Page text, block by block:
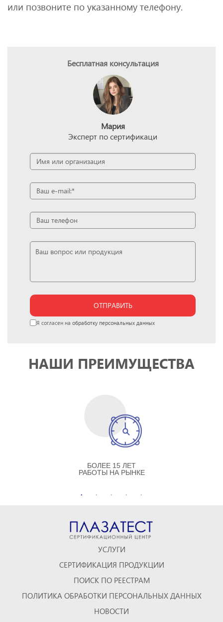
или позвоните по указанному телефону.
Бесплатная консультация
Мария
Эксперт по сертификаци
ОТПРАВИТЬ
Я согласен на обработку персональных данных
НАШИ ПРЕИМУЩЕСТВА
БОЛЕЕ 15 ЛЕТ
РАБОТЫ НА РЫНКЕ
УСЛУГИ
СЕРТИФИКАЦИЯ ПРОДУКЦИИ
ПОИСК ПО РЕЕСТРАМ
ПОЛИТИКА ОБРАБОТКИ ПЕРСОНАЛЬНЫХ ДАННЫХ
НОВОСТИ